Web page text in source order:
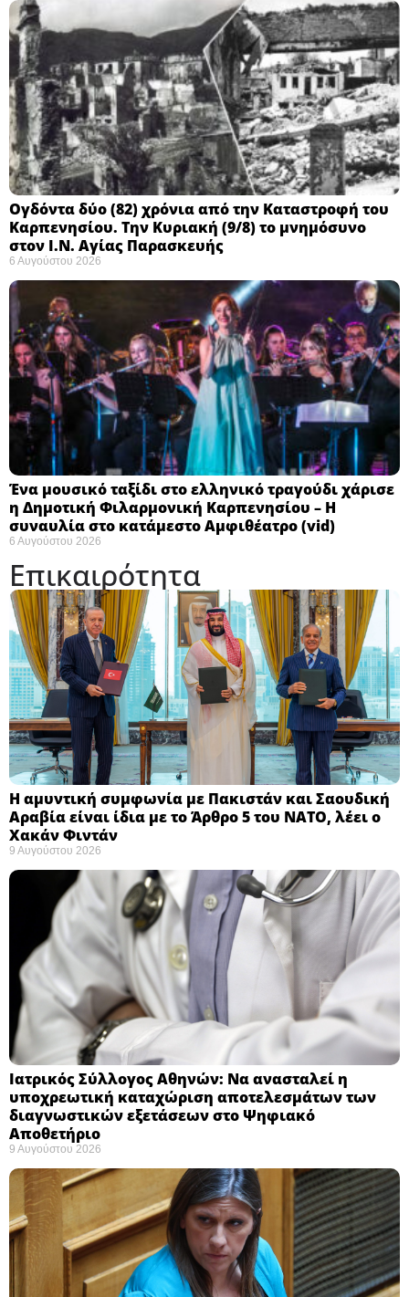
Ογδόντα δύο (82) χρόνια από την Καταστροφή του
Καρπενησίου. Την Κυριακή (9/8) το μνημόσυνο
στον Ι.Ν. Αγίας Παρασκευής
6 Αυγούστου 2026
Ένα μουσικό ταξίδι στο ελληνικό τραγούδι χάρισε
η Δημοτική Φιλαρμονική Καρπενησίου – Η
συναυλία στο κατάμεστο Αμφιθέατρο (vid)
6 Αυγούστου 2026
Επικαιρότητα
Η αμυντική συμφωνία με Πακιστάν και Σαουδική
Αραβία είναι ίδια με το Άρθρο 5 του ΝΑΤΟ, λέει ο
Χακάν Φιντάν ​
9 Αυγούστου 2026
Ιατρικός Σύλλογος Αθηνών: Να ανασταλεί η
υποχρεωτική καταχώριση αποτελεσμάτων των
διαγνωστικών εξετάσεων στο Ψηφιακό
Αποθετήριο ​
9 Αυγούστου 2026